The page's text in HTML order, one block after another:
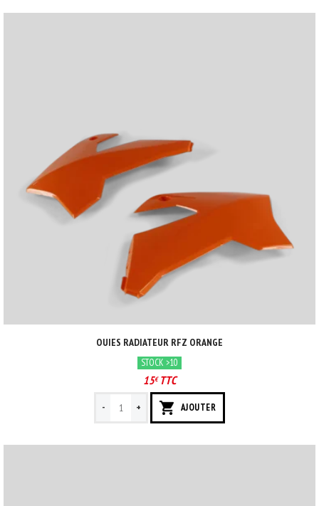
OUIES RADIATEUR RFZ ORANGE
STOCK >10
15€TTC
- + AJOUTER